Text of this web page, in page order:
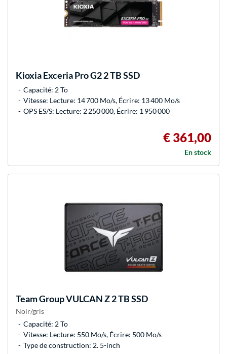
KioxiaExceria Pro G2 2 TB SSD
Capacité: 2 To
Vitesse: Lecture: 14 700 Mo/s, Écrire: 13 400 Mo/s
OPS ES/S: Lecture: 2 250 000, Écrire: 1 950 000
€ 361,00
En stock
Team GroupVULCAN Z 2 TB SSD
Noir/gris
Capacité: 2 To
Vitesse: Lecture: 550 Mo/s, Écrire: 500 Mo/s
Type de construction: 2. 5-inch